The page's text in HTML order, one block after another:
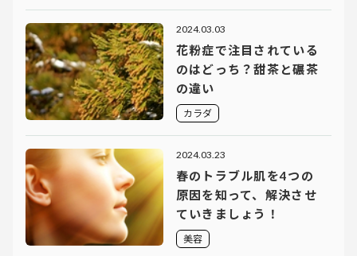
2024.03.03
花粉症で注目されている
のはどっち？甜茶と碾茶
の違い
カラダ
2024.03.23
春のトラブル肌を4つの
原因を知って、解決させ
ていきましょう！
美容